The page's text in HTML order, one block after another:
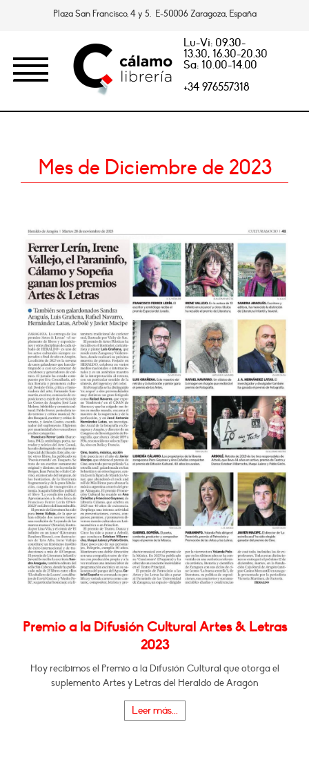
Plaza San Francisco, 4 y 5. E-50006 Zaragoza, España
Lu-Vi: 09.30-
13.30, 16.30-20.30
Sa: 10.00-14.00
+34 976557318
Mes de Diciembre de 2023
Premio a la Difusión Cultural Artes & Letras
2023
Hoy recibimos el Premio a la Difusión Cultural que otorga el
suplemento Artes y Letras del Heraldo de Aragón
Leer más...